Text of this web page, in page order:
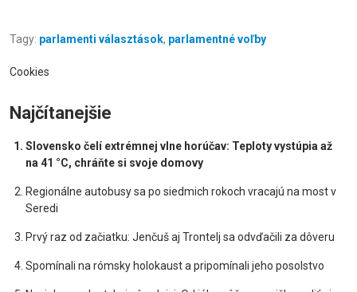
Tagy: parlamenti választások, parlamentné voľby
Cookies
Najčítanejšie
Slovensko čelí extrémnej vlne horúčav: Teploty vystúpia až
na 41 °C, chráňte si svoje domovy
Regionálne autobusy sa po siedmich rokoch vracajú na most v
Seredi
Prvý raz od začiatku: Jenčuš aj Trontelj sa odvďačili za dôveru
Spomínali na rómsky holokaust a pripomínali jeho posolstvo